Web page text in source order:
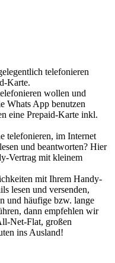
telefonieren
Karte.
wollen und
Whats App benutzen
eine Prepaid-Karte inkl.
telefonieren, im Internet
und beantworten? Hier
Vertrag mit kleinem
mit Ihrem Handy-
lesen und versenden,
und häufige bzw. lange
dann empfehlen wir
Net-Flat, großen
ins Ausland!